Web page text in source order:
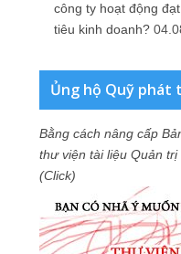
công ty hoạt động
tiêu kinh doanh?
Ủng hộ Quỹ phát
Bằng cách nâng cấp
thư viện tài liệu Quản
(Click)